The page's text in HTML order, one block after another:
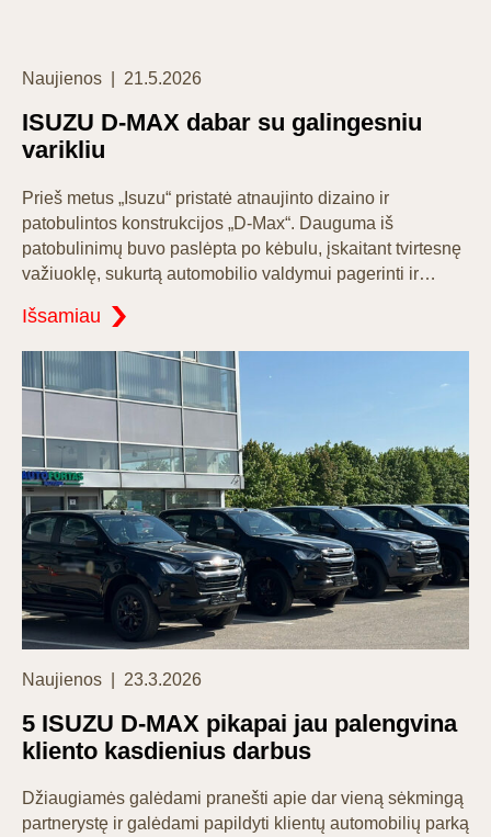
Categories
Naujienos
Posted
21.5.2026
ISUZU D-MAX dabar su galingesniu
varikliu
Prieš metus „Isuzu“ pristatė atnaujinto dizaino ir
patobulintos konstrukcijos „D-Max“. Dauguma iš
patobulinimų buvo paslėpta po kėbulu, įskaitant tvirtesnę
važiuoklę, sukurtą automobilio valdymui pagerinti ir…
Išsamiau
Categories
Naujienos
Posted
23.3.2026
5 ISUZU D-MAX pikapai jau palengvina
kliento kasdienius darbus
Džiaugiamės galėdami pranešti apie dar vieną sėkmingą
partnerystę ir galėdami papildyti klientų automobilių parką